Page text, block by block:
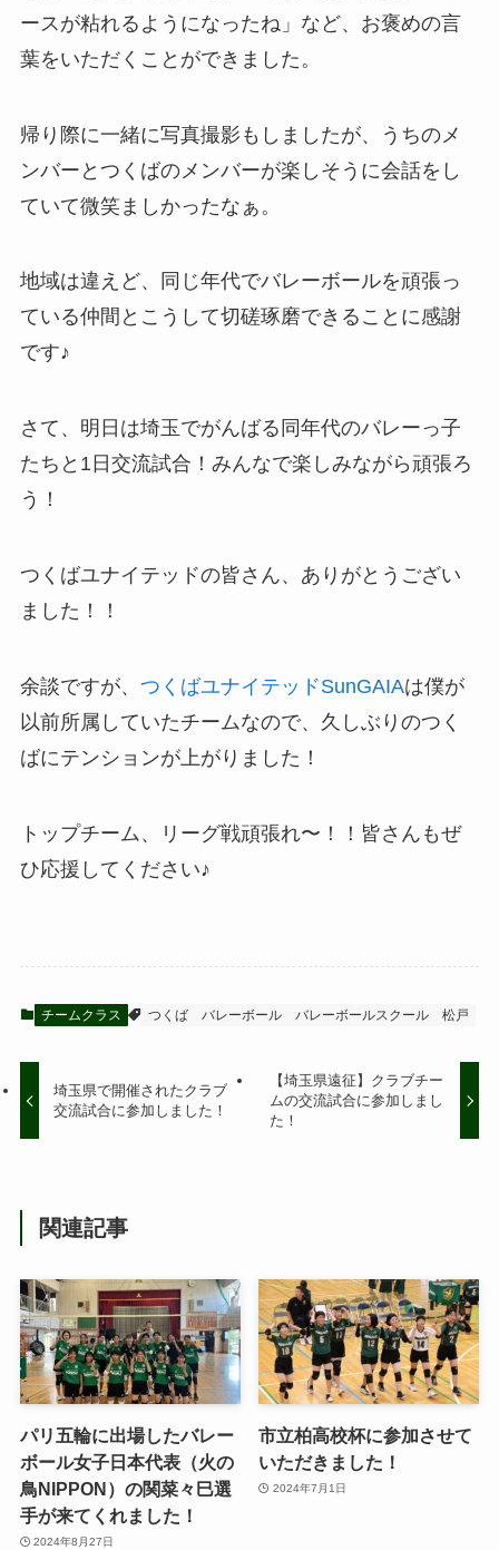
ースが粘れるようになったね」など、お褒めの言
葉をいただくことができました。
帰り際に一緒に写真撮影もしましたが、うちのメ
ンバーとつくばのメンバーが楽しそうに会話をし
ていて微笑ましかったなぁ。
地域は違えど、同じ年代でバレーボールを頑張っ
ている仲間とこうして切磋琢磨できることに感謝
です♪
さて、明日は埼玉でがんばる同年代のバレーっ子
たちと1日交流試合！みんなで楽しみながら頑張ろ
う！
つくばユナイテッドの皆さん、ありがとうござい
ました！！
余談ですが、 つくばユナイテッドSunGAIAは僕が
以前所属していたチームなので、久しぶりのつく
ばにテンションが上がりました！
トップチーム、リーグ戦頑張れ〜！！皆さんもぜ
ひ応援してください♪
チームクラス つくば バレーボール バレーボールスクール 松戸
埼玉県で開催されたクラブ
交流試合に参加しました！
【埼玉県遠征】クラブチー
ムの交流試合に参加しまし
た！
関連記事
パリ五輪に出場したバレー
ボール女子日本代表（火の
鳥NIPPON）の関菜々巳選
手が来てくれました！
2024年8月27日
市立柏高校杯に参加させて
いただきました！
2024年7月1日